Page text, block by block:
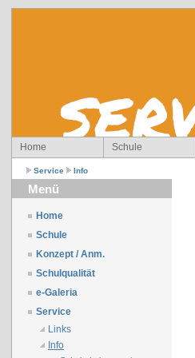
Home Schule
Service Info
Menü
Home
Schule
Konzept / Anm.
Schulqualität
e-Galeria
Service
Links
Info